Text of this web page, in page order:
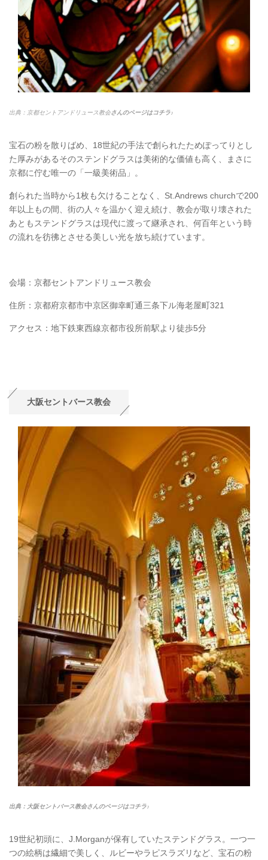
出典：京都セントアンドリュース教会さんのページはコチラ♪
宝石の粉を散りばめ、18世紀の手法で創られたためぽってりとし
た厚みがあるそのステンドグラスは美術的な価値も高く、まさに
京都に佇む唯一の「一級美術品」。
創られた当時から1枚も欠けることなく、St.Andrews churchで200
年以上もの間、街の人々を温かく迎え続け、教会が取り壊された
あともステンドグラスは現代に渡って継承され、何百年という時
の流れを彷彿とさせる美しい光を放ち続けています。
会場：京都セントアンドリュース教会
住所：京都府京都市中京区御幸町通三条下ル海老屋町321
アクセス：地下鉄東西線京都市役所前駅より徒歩5分
大阪セントバース教会
出典：大阪セントバース教会さんのページはコチラ♪
19世紀初頭に、J.Morganが保有していたステンドグラス。一つ一
つの絵柄は繊細で美しく、ルビーやラピスラズリなど、宝石の粉